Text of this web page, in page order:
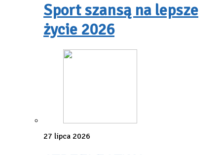
Sport szansą na lepsze
życie 2026
27 lipca 2026